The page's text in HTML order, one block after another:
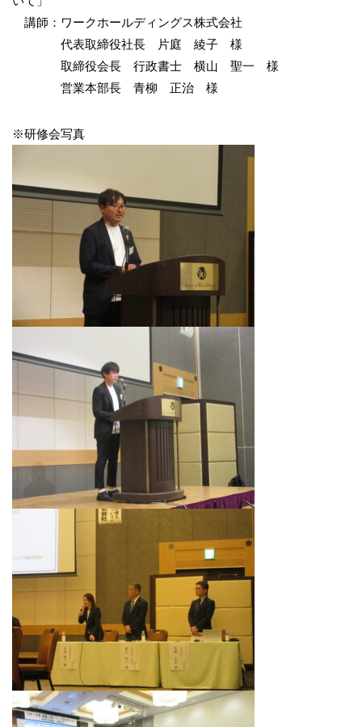
講師：ワークホールディングス株式会社
代表取締役社長 片庭 綾子 様
取締役会長 行政書士 横山 聖一 様
営業本部長 青柳 正治 様
※研修会写真